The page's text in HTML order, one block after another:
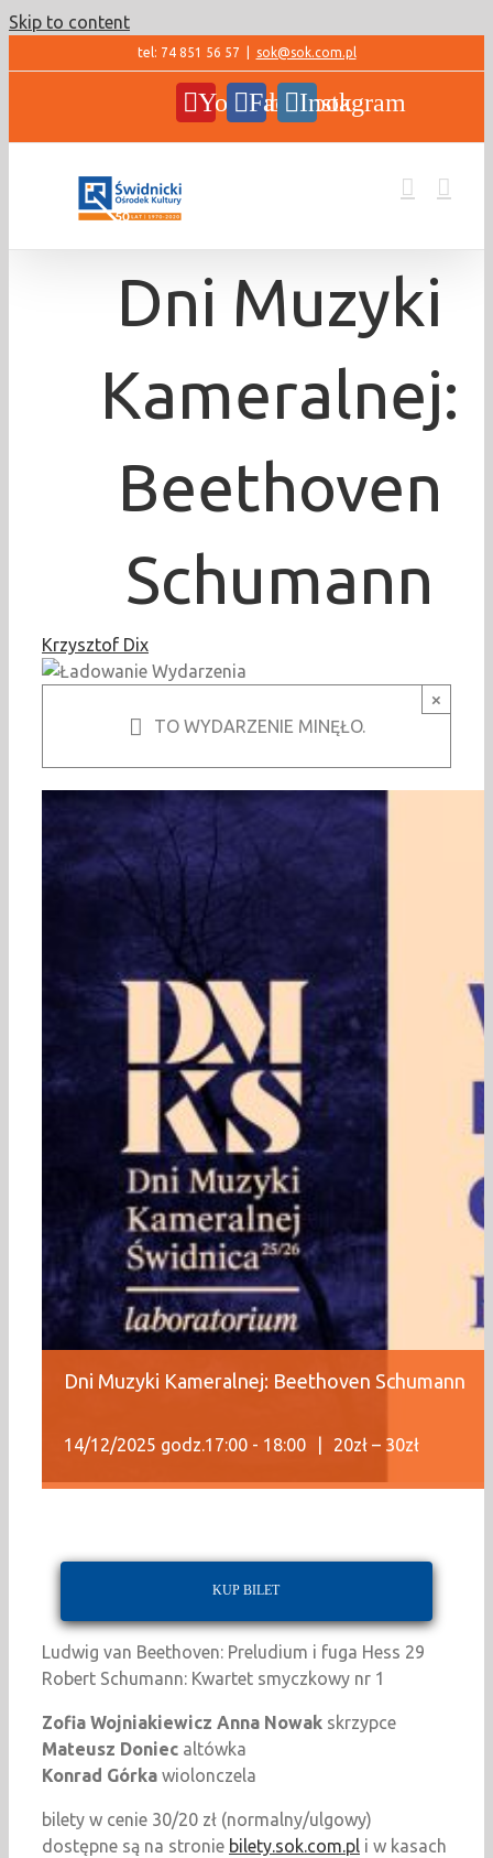
Skip to content
tel: 74 851 56 57 sok@sok.com.pl
YouTubeFacebookInstagram
Dni Muzyki
Kameralnej:
Beethoven
Schumann
Krzysztof Dix
×
TO WYDARZENIE MINĘŁO.
Dni Muzyki Kameralnej: Beethoven Schumann
14/12/2025 godz.17:00 - 18:00 20zł – 30zł
KUP BILET
Ludwig van Beethoven: Preludium i fuga Hess 29
Robert Schumann: Kwartet smyczkowy nr 1
Zofia Wojniakiewicz Anna Nowak skrzypce
Mateusz Doniec altówka
Konrad Górka wiolonczela
bilety w cenie 30/20 zł (normalny/ulgowy)
dostępne są na stronie bilety.sok.com.pl i w kasach